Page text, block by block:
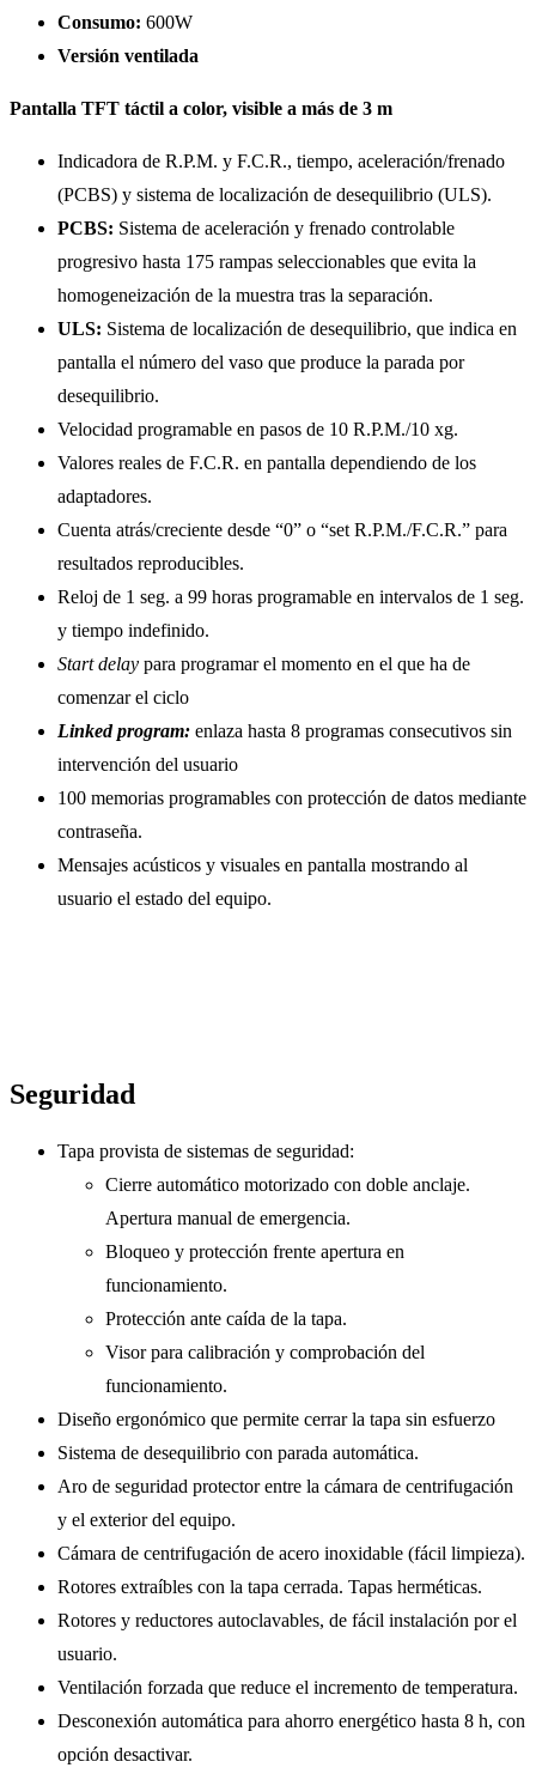
Consumo: 600W
Versión ventilada
Pantalla TFT táctil a color, visible a más de 3 m
Indicadora de R.P.M. y F.C.R., tiempo, aceleración/frenado
(PCBS) y sistema de localización de desequilibrio (ULS).
PCBS: Sistema de aceleración y frenado controlable
progresivo hasta 175 rampas seleccionables que evita la
homogeneización de la muestra tras la separación.
ULS: Sistema de localización de desequilibrio, que indica en
pantalla el número del vaso que produce la parada por
desequilibrio.
Velocidad programable en pasos de 10 R.P.M./10 xg.
Valores reales de F.C.R. en pantalla dependiendo de los
adaptadores.
Cuenta atrás/creciente desde “0” o “set R.P.M./F.C.R.” para
resultados reproducibles.
Reloj de 1 seg. a 99 horas programable en intervalos de 1 seg.
y tiempo indefinido.
Start delay para programar el momento en el que ha de
comenzar el ciclo
Linked program: enlaza hasta 8 programas consecutivos sin
intervención del usuario
100 memorias programables con protección de datos mediante
contraseña.
Mensajes acústicos y visuales en pantalla mostrando al
usuario el estado del equipo.
Seguridad
Tapa provista de sistemas de seguridad:
Cierre automático motorizado con doble anclaje.
Apertura manual de emergencia.
Bloqueo y protección frente apertura en
funcionamiento.
Protección ante caída de la tapa.
Visor para calibración y comprobación del
funcionamiento.
Diseño ergonómico que permite cerrar la tapa sin esfuerzo
Sistema de desequilibrio con parada automática.
Aro de seguridad protector entre la cámara de centrifugación
y el exterior del equipo.
Cámara de centrifugación de acero inoxidable (fácil limpieza).
Rotores extraíbles con la tapa cerrada. Tapas herméticas.
Rotores y reductores autoclavables, de fácil instalación por el
usuario.
Ventilación forzada que reduce el incremento de temperatura.
Desconexión automática para ahorro energético hasta 8 h, con
opción desactivar.